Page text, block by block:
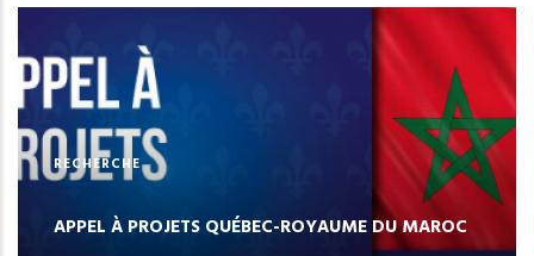
RECHERCHE
APPEL À PROJETS QUÉBEC-ROYAUME DU MAROC